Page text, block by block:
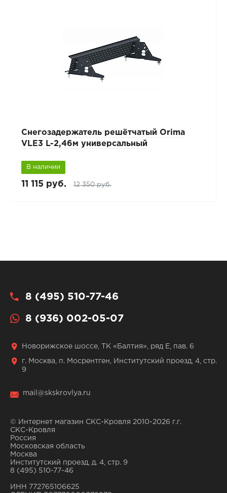
Снегозадержатель решётчатый Orima
VLE3 L-2,46м универсальный
В наличии
11 115 руб. 12 350 руб.
8 (495) 510-77-46
8 (936) 002-05-07
Новорижское шоссе, ТК «Балтия», ряд Е, пав. 6
г. Москва, п. Мосрентген, Институтский проезд, 4, стр.
9
mail@skskrovlya.ru
© Интернет магазин СКС-Кровля 2010-2026 г.г.
СКС-Кровля
Россия
Московская область
Москва
Институтский проезд, д. 4, стр. 9
8 (495) 510-77-46
ИНН 772765106625